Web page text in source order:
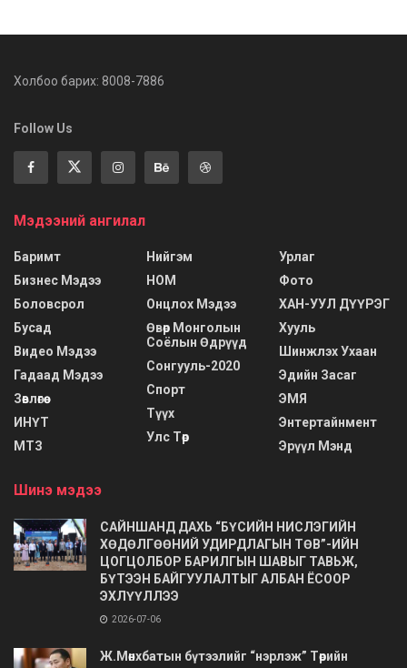
Холбоо барих: 8008-7886
Follow Us
Мэдээний ангилал
Баримт
Бизнес Мэдээ
Боловсрол
Бусад
Видео Мэдээ
Гадаад Мэдээ
Зөвлөгөө
ИНҮТ
МТЗ
Нийгэм
НОМ
Онцлох Мэдээ
Өвөр Монголын
Соёлын Өдрүүд
Сонгууль-2020
Спорт
Түүх
Улс Төр
Урлаг
Фото
ХАН-УУЛ ДҮҮРЭГ
Хууль
Шинжлэх Ухаан
Эдийн Засаг
ЭМЯ
Энтертайнмент
Эрүүл Мэнд
Шинэ мэдээ
САЙНШАНД ДАХЬ “БҮСИЙН НИСЛЭГИЙН
ХӨДӨЛГӨӨНИЙ УДИРДЛАГЫН ТӨВ”-ИЙН
ЦОГЦОЛБОР БАРИЛГЫН ШАВЫГ ТАВЬЖ,
БҮТЭЭН БАЙГУУЛАЛТЫГ АЛБАН ЁСООР
ЭХЛҮҮЛЛЭЭ
2026-07-06
Ж.Мөнхбатын бүтээлийг “нэрлэж” Төрийн